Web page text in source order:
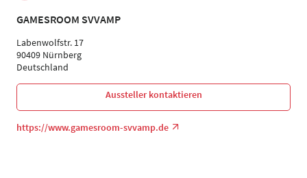
GAMESROOM SVVAMP
Labenwolfstr. 17
90409 Nürnberg
Deutschland
Aussteller kontaktieren
https://www.gamesroom-svvamp.de